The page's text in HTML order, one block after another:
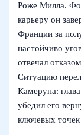
Роже Милла.
карьеру он
Франции за
настойчиво
отвечал
Ситуацию
Камеруна:
убедил его
ключевых